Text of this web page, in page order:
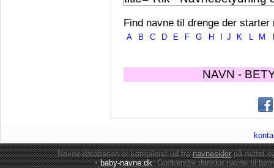
Find navne til drenge der starter
A B C D E F G H J K L M
NAVN -
Navne-databasen er kompileret ud franavnesiderpå nettet
•baby-navne.dk: Godkendte danskenavne til børn